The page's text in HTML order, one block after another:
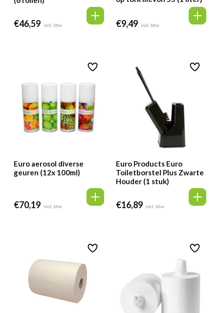
€46,59 incl. btw €9,49 incl. btw
Euro aerosol diverse
geuren (12x 100ml)
€70,19 incl. btw
Euro Products Euro
Toiletborstel Plus Zwarte
Houder (1 stuk)
€16,89 incl. btw